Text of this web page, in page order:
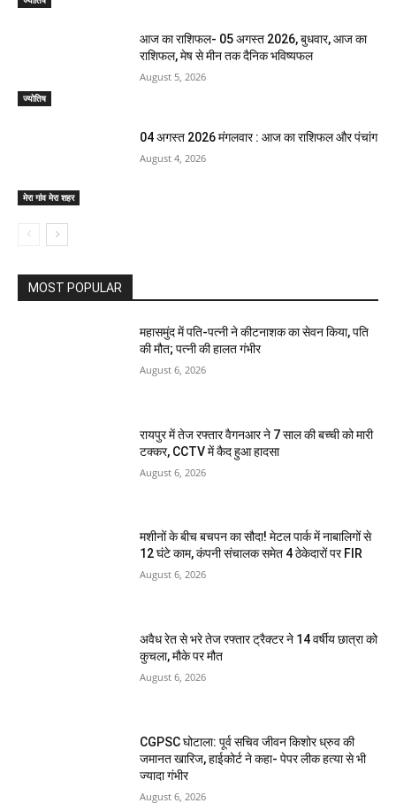
ज्योतिष
आज का राशिफल- 05 अगस्त 2026, बुधवार, आज का
राशिफल, मेष से मीन तक दैनिक भविष्यफल
August 5, 2026
मेरा गांव मेरा शहर
04 अगस्त 2026 मंगलवार : आज का राशिफल और पंचांग
August 4, 2026
MOST POPULAR
महासमुंद में पति-पत्नी ने कीटनाशक का सेवन किया, पति
की मौत; पत्नी की हालत गंभीर
August 6, 2026
रायपुर में तेज रफ्तार वैगनआर ने 7 साल की बच्ची को मारी
टक्कर, CCTV में कैद हुआ हादसा
August 6, 2026
मशीनों के बीच बचपन का सौदा! मेटल पार्क में नाबालिगों से
12 घंटे काम, कंपनी संचालक समेत 4 ठेकेदारों पर FIR
August 6, 2026
अवैध रेत से भरे तेज रफ्तार ट्रैक्टर ने 14 वर्षीय छात्रा को
कुचला, मौके पर मौत
August 6, 2026
CGPSC घोटाला: पूर्व सचिव जीवन किशोर ध्रुव की
जमानत खारिज, हाईकोर्ट ने कहा- पेपर लीक हत्या से भी
ज्यादा गंभीर
August 6, 2026